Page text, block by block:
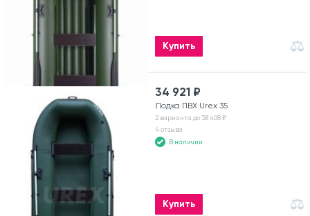
Купить
34 921 ₽
Лодка ПВХ Urex 35
2 варианта до 38 408 ₽
4 отзыва
В наличии
Купить